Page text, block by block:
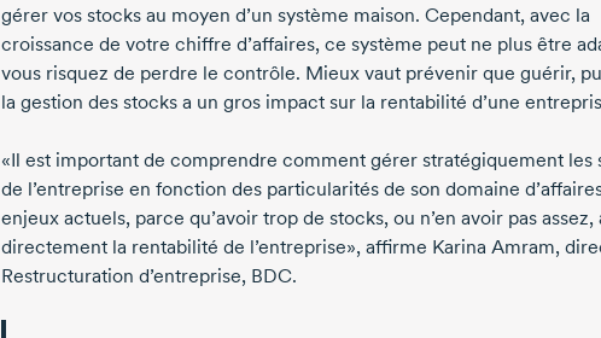
gérer vos stocks au moyen d’un système maison. Cependant, avec la
croissance de votre chiffre d’affaires, ce système peut ne plus être
vous risquez de perdre le contrôle. Mieux vaut prévenir que guérir,
la gestion des stocks a un gros impact sur la rentabilité d’une
«Il est important de comprendre comment gérer stratégiquement les
de l’entreprise en fonction des particularités de son domaine
enjeux actuels, parce qu’avoir trop de stocks, ou n’en avoir pas
directement la rentabilité de l’entreprise», affirme Karina Amram,
Restructuration d’entreprise, BDC.